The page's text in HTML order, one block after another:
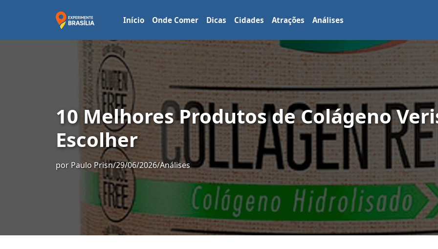
Início Onde Comer Dicas Cidades Atrações Análises
10 Melhores Produtos de Colágeno
Escolher
por Paulo Prisn/29/06/2026/Análises